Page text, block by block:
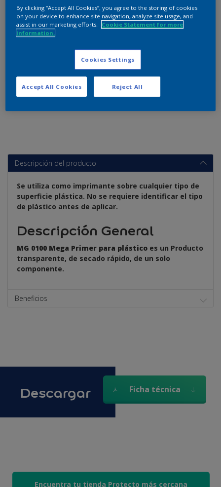
1 Litro 1/8 gal galón
Añadir a lista de favoritos
Descripción del producto
Se utiliza como imprimante sobre cualquier tipo de
superficie plástica. No se requiere identificar el tipo
de plástico antes de aplicar.
Descripción General
MG 0100 Mega Primer para plásticoes un Producto
transparente, de secado rápido, de un solo
componente.
Beneficios
Descargar Ficha técnica
Encuentra tu tienda Protecto más cercana
By clicking “Accept All Cookies”, you agree to the storing of cookies
on your device to enhance site navigation, analyze site usage, and
assist in our marketing efforts.
Cookie Statement for more
information.
Cookies Settings
Reject All
Accept All Cookies